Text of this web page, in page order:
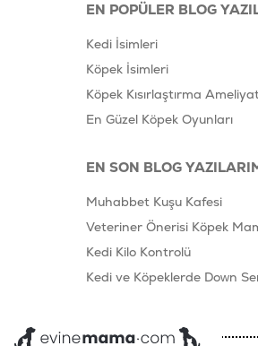
EN POPÜLER BLOG
Kedi İsimleri
Köpek İsimleri
Köpek Kısırlaştırma
En Güzel Köpek Oyunları
EN SON BLOG
Muhabbet Kuşu Kafesi
Veteriner Önerisi Köpek
Kedi Kilo Kontrolü
Kedi ve Köpeklerde Down